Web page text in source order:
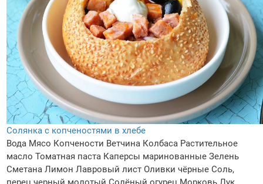
Солянка с копченостями в хлебе
Вода Мясо Копчености Ветчина Колбаса Растительное
масло Томатная паста Каперсы маринованные Зелень
Сметана Лимон Лавровый лист Оливки чёрные Соль,